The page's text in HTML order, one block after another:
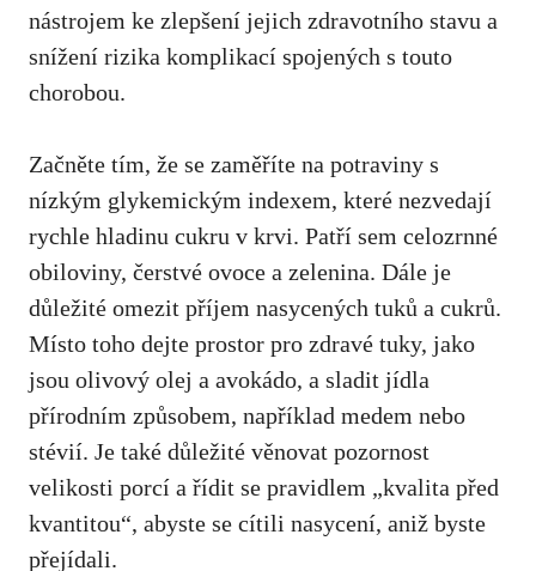
nástrojem ke zlepšení jejich zdravotního stavu a
⁢snížení rizika komplikací spojených s ⁤touto
chorobou.
Začněte‍ tím, že se zaměříte na⁤ potraviny s
nízkým glykemickým indexem, které nezvedají
rychle hladinu cukru​ v krvi. Patří sem celozrnné‍
obiloviny, čerstvé ovoce a zelenina. Dále⁤ je
důležité omezit příjem⁤ nasycených ⁤tuků ​a cukrů.
Místo toho ‍dejte prostor pro zdravé tuky, jako​
jsou olivový olej a avokádo, a sladit jídla
přírodním způsobem, například medem nebo
stévií. Je také důležité věnovat pozornost
velikosti⁢ porcí a řídit ⁢se pravidlem „kvalita před
kvantitou“, abyste‍ se cítili nasycení, aniž‍ byste
přejídali.